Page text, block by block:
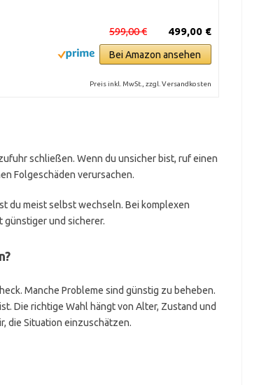
499,00 €
599,00 €
Bei Amazon ansehen
Preis inkl. MwSt., zzgl. Versandkosten
schließen. Wenn du unsicher bist, ruf einen
Folgeschäden verursachen.
du meist selbst wechseln. Bei komplexen
günstiger und sicherer.
Manche Probleme sind günstig zu beheben.
Die richtige Wahl hängt von Alter, Zustand und
die Situation einzuschätzen.